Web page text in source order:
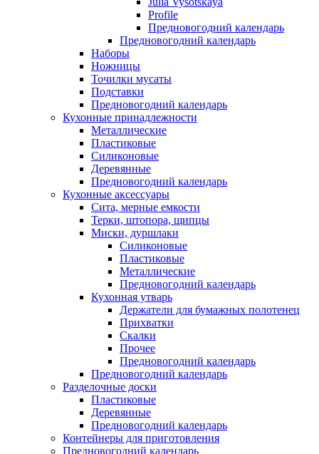
Profile
Предновогодний календарь
Предновогодний календарь
Наборы
Ножницы
Точилки мусаты
Подставки
Предновогодний календарь
Кухонные принадлежности
Металлические
Пластиковые
Силиконовые
Деревянные
Предновогодний календарь
Кухонные аксессуары
Сита, мерные емкости
Терки, штопора, щипцы
Миски, дуршлаки
Силиконовые
Пластиковые
Металлические
Предновогодний календарь
Кухонная утварь
Держатели для бумажных полотенец
Прихватки
Скалки
Прочее
Предновогодний календарь
Предновогодний календарь
Разделочные доски
Пластиковые
Деревянные
Предновогодний календарь
Контейнеры для приготовления
Предновогодний календарь